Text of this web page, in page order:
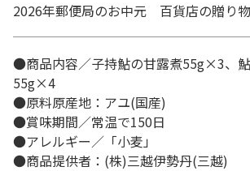
2026年郵便局のお中元 百貨店の贈り物
●商品内容／子持鮎の甘露煮55g×3、
55g×4
●原料原産地：アユ(国産)
●賞味期間／常温で150日
●アレルギー／「小麦」
●商品提供者：(株)三越伊勢丹(三越)